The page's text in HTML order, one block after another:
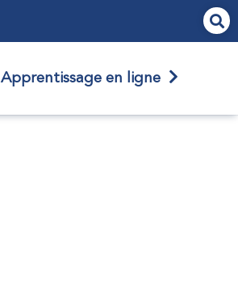
Apprentissage en ligne